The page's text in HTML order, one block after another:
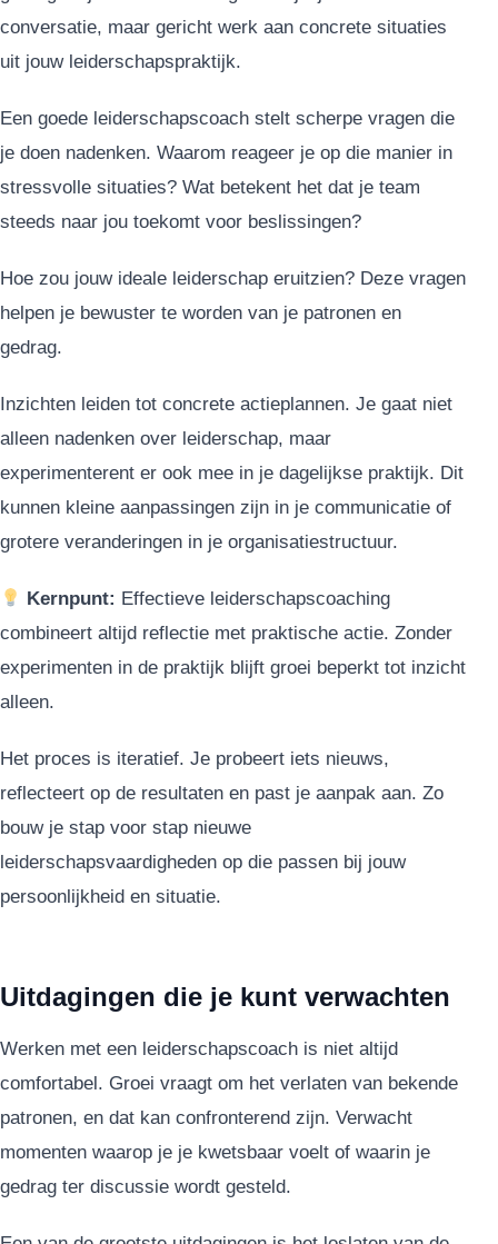
conversatie, maar gericht werk aan concrete situaties
uit jouw leiderschapspraktijk.
Een goede leiderschapscoach stelt scherpe vragen die
je doen nadenken. Waarom reageer je op die manier in
stressvolle situaties? Wat betekent het dat je team
steeds naar jou toekomt voor beslissingen?
Hoe zou jouw ideale leiderschap eruitzien? Deze vragen
helpen je bewuster te worden van je patronen en
gedrag.
Inzichten leiden tot concrete actieplannen. Je gaat niet
alleen nadenken over leiderschap, maar
experimenterent er ook mee in je dagelijkse praktijk. Dit
kunnen kleine aanpassingen zijn in je communicatie of
grotere veranderingen in je organisatiestructuur.
Kernpunt: Effectieve leiderschapscoaching
combineert altijd reflectie met praktische actie. Zonder
experimenten in de praktijk blijft groei beperkt tot inzicht
alleen.
Het proces is iteratief. Je probeert iets nieuws,
reflecteert op de resultaten en past je aanpak aan. Zo
bouw je stap voor stap nieuwe
leiderschapsvaardigheden op die passen bij jouw
persoonlijkheid en situatie.
Uitdagingen die je kunt verwachten
Werken met een leiderschapscoach is niet altijd
comfortabel. Groei vraagt om het verlaten van bekende
patronen, en dat kan confronterend zijn. Verwacht
momenten waarop je je kwetsbaar voelt of waarin je
gedrag ter discussie wordt gesteld.